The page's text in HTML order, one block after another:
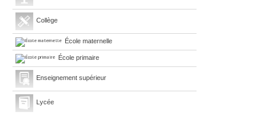
Collège
École maternelle
École primaire
Enseignement supérieur
Lycée